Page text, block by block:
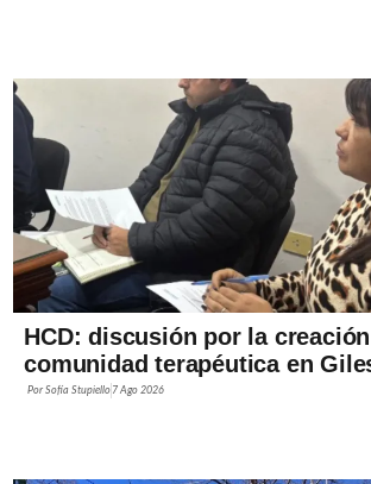
HCD: discusión por la
comunidad terapéutica en
PorSofía Stupiello 7 Ago 2026